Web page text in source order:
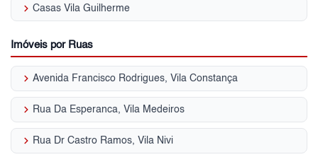
keyboard_arrow_right Casas Vila Guilherme
Imóveis por Ruas
keyboard_arrow_right Avenida Francisco Rodrigues, Vila Constança
keyboard_arrow_right Rua Da Esperanca, Vila Medeiros
keyboard_arrow_right Rua Dr Castro Ramos, Vila Nivi